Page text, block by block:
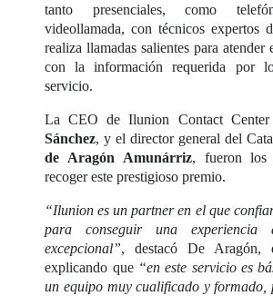
tanto presenciales, como
videollamada, con técnicos expertos
realiza llamadas salientes para
con la información requerida por
servicio.
La CEO de Ilunion Contact
Sánchez, y el director general del
de Aragón Amunárriz, fueron los
recoger este prestigioso premio.
“Ilunion es un partner en el que
para conseguir una experiencia
excepcional”, destacó De Aragón,
explicando que “en este servicio es
un equipo muy cualificado y formado,